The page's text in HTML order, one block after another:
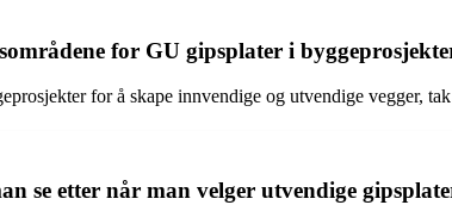
for GU gipsplater i
for å skape innvendige og utvendige vegger,
se etter når man velger utvendige